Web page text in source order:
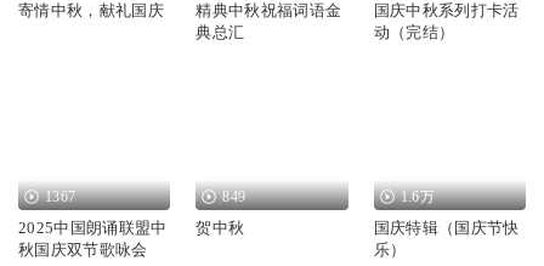
寄情中秋，献礼国庆
精典中秋祝福词语金
典总汇
国庆中秋系列打卡活
动（完结）
1367
2025中国朗诵联盟中
秋国庆双节歌咏会
849
贺中秋
1.6万
国庆特辑（国庆节快
乐）